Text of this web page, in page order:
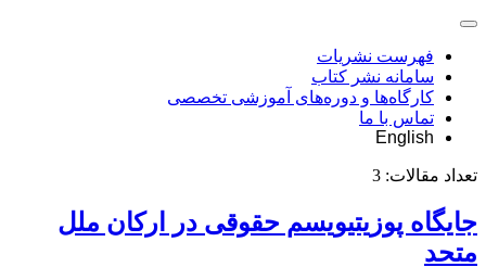
فهرست نشریات
سامانه نشر کتاب
کارگاه‌ها و دوره‌های آموزشی تخصصی
تماس با ما
English
تعداد مقالات: 3
جایگاه پوزیتیویسم حقوقی در ارکان ملل
متحد